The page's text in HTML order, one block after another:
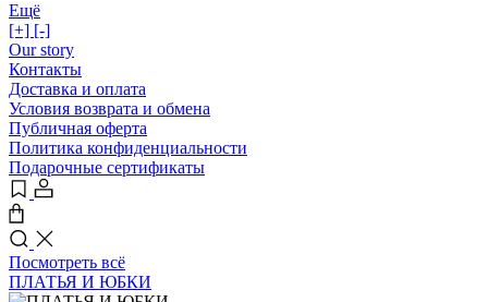
Ещё
[+] [-]
Our story
Контакты
Доставка и оплата
Условия возврата и обмена
Публичная оферта
Политика конфиденциальности
Подарочные сертификаты
Посмотреть всё
ПЛАТЬЯ И ЮБКИ